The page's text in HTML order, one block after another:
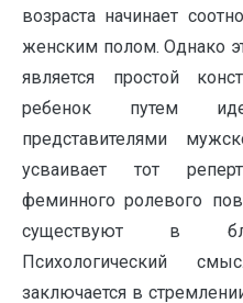
возраста начинает
женским полом. Однако
является простой
ребенок путем
представителями
усваивает тот
феминного ролевого
существуют в
Психологический
заключается в